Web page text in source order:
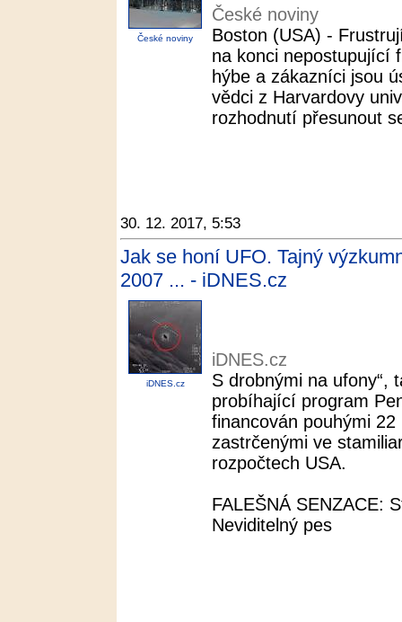
České noviny
České noviny
Boston (USA) -
na konci nepostupující
hýbe a zákazníci jsou
vědci z Harvardovy
rozhodnutí přesunout
30. 12. 2017, 5:53
Jak se honí UFO. Tajný
2007 ... - iDNES.cz
iDNES.cz
iDNES.cz
S drobnými na ufony“,
probíhající program
financován pouhými
zastrčenými ve
rozpočtech USA.
FALEŠNÁ SENZACE:
Neviditelný pes